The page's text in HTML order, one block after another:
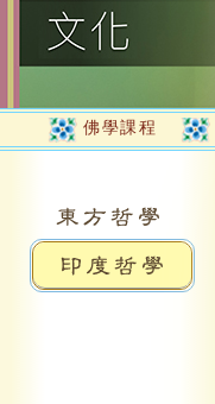
佛學課程